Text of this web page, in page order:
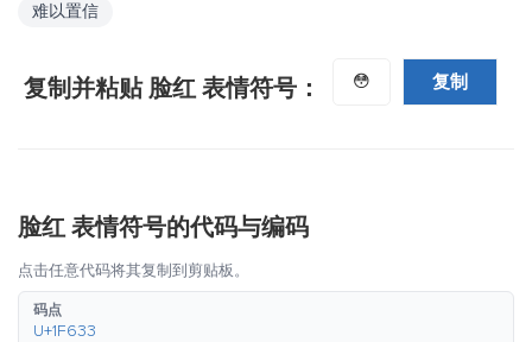
难以置信
复制并粘贴 脸红 表情符号： 😳 复制
脸红 表情符号的代码与编码
点击任意代码将其复制到剪贴板。
码点
U+1F633